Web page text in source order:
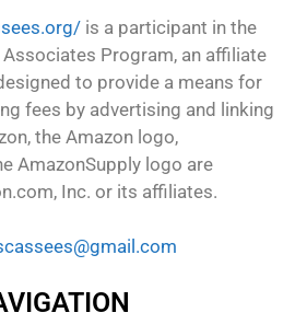
is a participant in the
Associates Program, an affiliate
to provide a means for
fees by advertising and linking
the Amazon logo,
AmazonSupply logo are
Inc. or its affiliates.